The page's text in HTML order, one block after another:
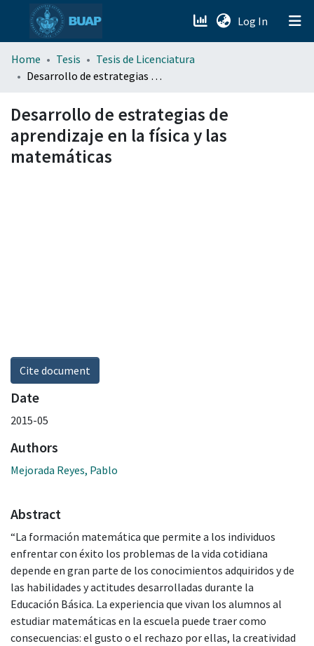
Log In (current)
menu.section.about_menu
Home Tesis
Tesis de Licenciatura
Desarrollo de estrategias de aprendizaje en la física y las matemáticas
Desarrollo de estrategias de
aprendizaje en la física y las
matemáticas
Cite document
Date
2015-05
Authors
Mejorada Reyes, Pablo
Abstract
“La formación matemática que permite a los individuos
enfrentar con éxito los problemas de la vida cotidiana
depende en gran parte de los conocimientos adquiridos y de
las habilidades y actitudes desarrolladas durante la
Educación Básica. La experiencia que vivan los alumnos al
estudiar matemáticas en la escuela puede traer como
consecuencias: el gusto o el rechazo por ellas, la creatividad